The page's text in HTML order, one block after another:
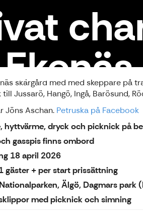
skärgård med med skeppare på
Jussarö, Hangö, Ingå, Barösund,
Jöns Aschan. Petruska på Facebook
hyttvärme, dryck och picknick på
gasspis finns ombord
18 april 2026
gäster + per start prissättning
Älgö, Dagmars park
med picknick och simning